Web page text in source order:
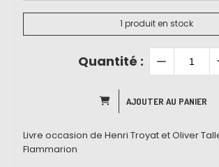
1 produit en stock
Quantité :
AJOUTER AU PANIER
Livre occasion de Henri Troyat et Oliver
Flammarion